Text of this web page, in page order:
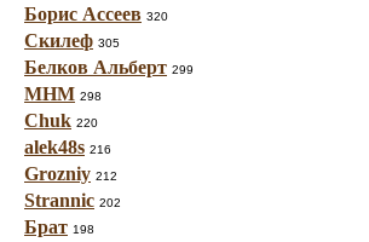
Борис Ассеев 320
Скилеф 305
Белков Альберт 299
МНМ 298
Chuk 220
alek48s 216
Grozniy 212
Strannic 202
Брат 198